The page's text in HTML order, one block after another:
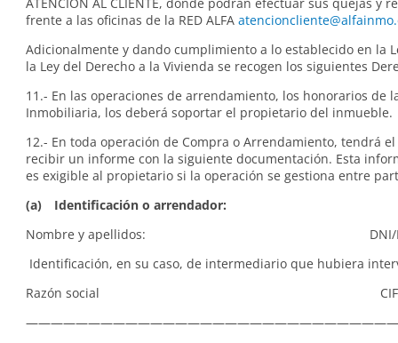
frente a las oficinas de la RED ALFA
Adicionalmente y dando cumplimiento a lo establecido en la
la Ley del Derecho a la Vivienda se recogen los siguientes
11.- En las operaciones de arrendamiento, los honorarios de
Inmobiliaria, los deberá soportar el propietario del inmueble.
12.- En toda operación de Compra o Arrendamiento, tendrá
recibir un informe con la siguiente documentación. Esta
es exigible al propietario si la operación se gestiona entre
(a) Identificación o arrendador:
Nombre y apellidos: DNI/
Identificación, en su caso, de intermediario que hubiera
Razón social CIF